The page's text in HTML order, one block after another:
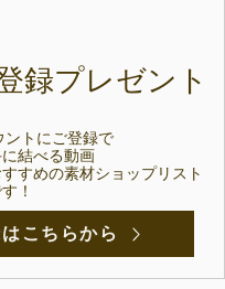
録プレゼント
ントにご登録で​
に結べる動画
すすめの素材ショップリスト
！
こちらから